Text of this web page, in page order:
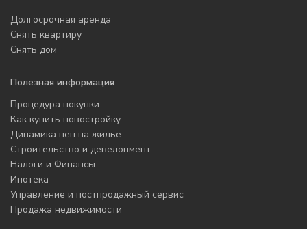
Долгосрочная аренда
Снять квартиру
Снять дом
Полезная информация
Процедура покупки
Как купить новостройку
Динамика цен на жилье
Строительство и девелопмент
Налоги и Финансы
Ипотека
Управление и постпродажный сервис
Продажа недвижимости